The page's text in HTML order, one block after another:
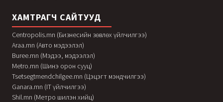
ХАМТРАГЧ САЙТУУД
Centropolis.mn (Бизнесийн зөвлөх үйлчилгээ)
Araa.mn (Авто мэдээлэл)
Buree.mn (Мэдээ, мэдээлэл)
Metro.mn (Шинэ орон сууц)
Tsetsegtmendchilgee.mn (Цэцэгт мэндчилгээ)
Ganara.mn (IT үйлчилгээ)
Shil.mn (Метро шилэн хийц)